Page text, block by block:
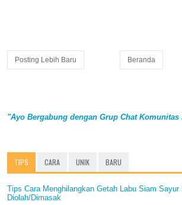
Posting Lebih Baru Beranda
"Ayo Bergabung dengan Grup Chat
TIPS CARA UNIK BARU
Tips Cara Menghilangkan Getah Labu Siam Sayur
Diolah/Dimasak